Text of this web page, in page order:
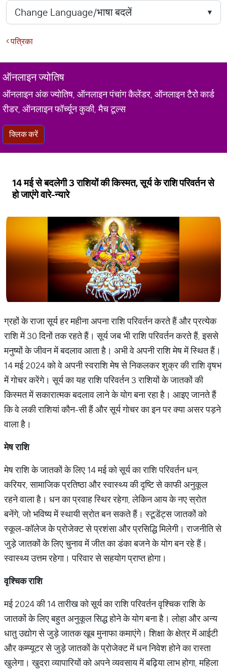
पत्रिका
ऑनलाइन ज्योतिष
ऑनलाइन अंक ज्योतिष, ऑनलाइन पंचांग कैलेंडर, ऑनलाइन टैरो कार्ड
रीडर, ऑनलाइन फॉर्च्यून कुकी, मैच टूल्स
क्लिक करें
14 मई से बदलेगी 3 राशियों की किस्मत, सूर्य के राशि परिवर्तन से
हो जाएंगे वारे-न्यारे
ग्रहों के राजा सूर्य हर महीना अपना राशि परिवर्तन करते हैं और प्रत्येक
राशि में 30 दिनों तक रहते हैं। सूर्य जब भी राशि परिवर्तन करते हैं, इससे
मनुष्यों के जीवन में बदलाव आता है। अभी वे अपनी राशि मेष में स्थित हैं।
14 मई 2024 को वे अपनी स्वराशि मेष से निकलकर शुक्र की राशि वृषभ
में गोचर करेंगे। सूर्य का यह राशि परिवर्तन 3 राशियों के जातकों की
किस्मत में सकारात्मक बदलाव लाने के योग बना रहा है। आइए जानते हैं
कि वे लकी राशियां कौन-सी हैं और सूर्य गोचर का इन पर क्या असर पड़ने
वाला है।
मेषराशि
मेष राशि के जातकों के लिए 14 मई को सूर्य का राशि परिवर्तन धन,
करियर, सामाजिक प्रतिष्ठा और स्वास्थ्य की दृष्टि से काफी अनुकूल
रहने वाला है। धन का प्रवाह स्थिर रहेगा, लेकिन आय के नए स्रोत
बनेंगे, जो भविष्य में स्थायी स्रोत बन सकते हैं। स्टूडेंट्स जातकों को
स्कूल-कॉलेज के प्रोजेक्ट से प्रशंसा और प्रसिद्धि मिलेगी। राजनीति से
जुड़े जातकों के लिए चुनाव में जीत का डंका बजने के योग बन रहे हैं।
स्वास्थ्य उत्तम रहेगा। परिवार से सहयोग प्राप्त होगा।
वृश्चिकराशि
मई 2024 की 14 तारीख को सूर्य का राशि परिवर्तन वृश्चिक राशि के
जातकों के लिए बहुत अनुकूल सिद्ध होने के योग बना है। लोहा और अन्य
धातु उद्योग से जुड़े जातक खूब मुनाफा कमाएंगे। शिक्षा के क्षेत्र में आईटी
और कम्प्यूटर से जुड़े जातकों के प्रोजेक्ट में धन निवेश होने का रास्ता
खुलेगा। खुदरा व्यापारियों को अपने व्यवसाय में बढ़िया लाभ होगा, महिला